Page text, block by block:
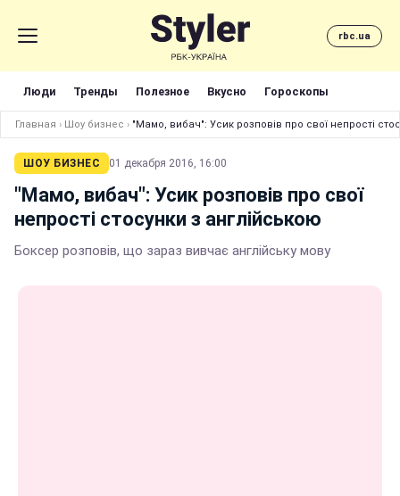
rbc.ua
Люди Тренды Полезное Вкусно Гороскопы
Главная › Шоу бизнес › "Мамо, вибач": Усик розповів про свої непрості
ШОУ БИЗНЕС 01 декабря 2016, 16:00
"Мамо, вибач": Усик розповів про свої
непрості стосунки з англійською
Боксер розповів, що зараз вивчає англійську мову